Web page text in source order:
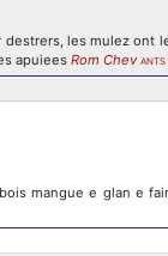
destrers, les mulez ont
apuiees Rom Chev ANTS
mangue e glan e